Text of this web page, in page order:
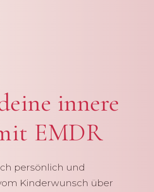
innere
EMDR
persönlich und
Kinderwunsch über